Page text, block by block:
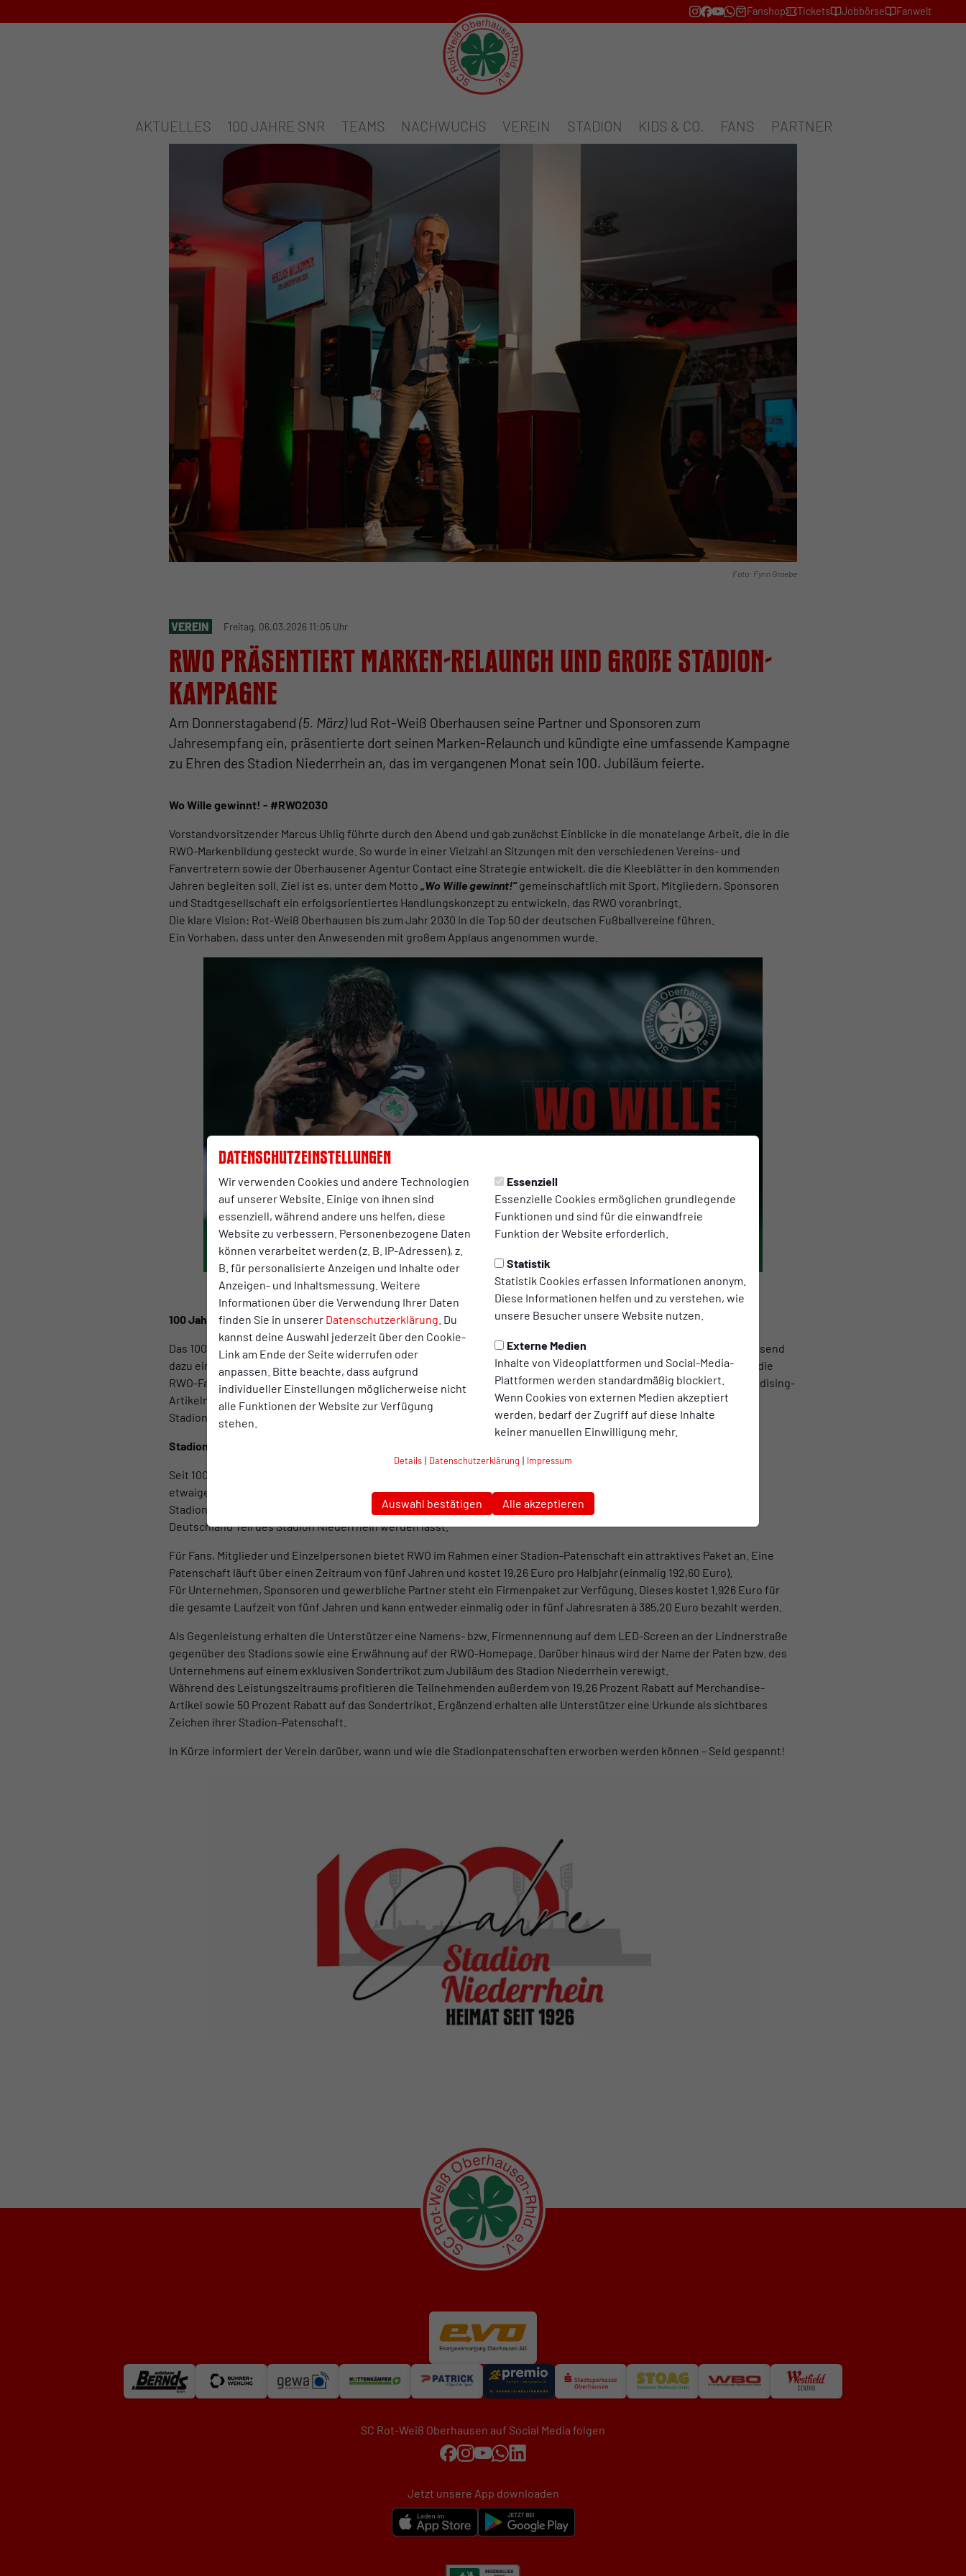
Datenschutzeinstellungen
Wir verwenden Cookies und andere Technologien
auf unserer Website. Einige von ihnen sind
essenziell, während andere uns helfen, diese
Website zu verbessern. Personenbezogene Daten
können verarbeitet werden (z. B. IP-Adressen), z.
B. für personalisierte Anzeigen und Inhalte oder
Anzeigen- und Inhaltsmessung. Weitere
Informationen über die Verwendung Ihrer Daten
finden Sie in unserer Datenschutzerklärung . Du
kannst deine Auswahl jederzeit über den Cookie-
Link am Ende der Seite widerrufen oder
anpassen. Bitte beachte, dass aufgrund
individueller Einstellungen möglicherweise nicht
alle Funktionen der Website zur Verfügung
stehen.
Essenziell
Essenzielle Cookies ermöglichen grundlegende
Funktionen und sind für die einwandfreie
Funktion der Website erforderlich.
Statistik
Statistik Cookies erfassen Informationen anonym.
Diese Informationen helfen und zu verstehen, wie
unsere Besucher unsere Website nutzen.
Externe Medien
Inhalte von Videoplattformen und Social-Media-
Plattformen werden standardmäßig blockiert.
Wenn Cookies von externen Medien akzeptiert
werden, bedarf der Zugriff auf diese Inhalte
keiner manuellen Einwilligung mehr.
Details | Datenschutzerklärung | Impressum
Auswahl bestätigen Alle akzeptieren
Fanshop Tickets Jobbörse Fanwelt
AKTUELLES 100 JAHRE SNR TEAMS NACHWUCHS VEREIN STADION KIDS & CO. FANS PARTNER
Foto: Fynn Graebe
VEREIN Freitag, 06.03.2026 11:05 Uhr
RWO präsentiert Marken-Relaunch und große Stadion-
Kampagne
Am Donnerstagabend(5. März)lud Rot-Weiß Oberhausen seine Partner und Sponsoren zum
Jahresempfang ein, präsentierte dort seinen Marken-Relaunch und kündigte eine umfassende Kampagne
zu Ehren des Stadion Niederrhein an, das im vergangenen Monat sein 100. Jubiläum feierte.
Wo Wille gewinnt! - #RWO2030
Vorstandvorsitzender Marcus Uhlig führte durch den Abend und gab zunächst Einblicke in die monatelange Arbeit, die in die
RWO-Markenbildung gesteckt wurde. So wurde in einer Vielzahl an Sitzungen mit den verschiedenen Vereins- und
Fanvertretern sowie der Oberhausener Agentur Contact eine Strategie entwickelt, die die Kleeblätter in den kommenden
Jahren begleiten soll. Ziel ist es, unter dem Motto„Wo Wille gewinnt!“gemeinschaftlich mit Sport, Mitgliedern, Sponsoren
und Stadtgesellschaft ein erfolgsorientiertes Handlungskonzept zu entwickeln, das RWO voranbringt.
Die klare Vision: Rot-Weiß Oberhausen bis zum Jahr 2030 in die Top 50 der deutschen Fußballvereine führen.
Ein Vorhaben, dass unter den Anwesenden mit großem Applaus angenommen wurde.
100 Jahre Stadion Niederrhein – Startschuss einer innovativen Kampagne
Das 100-jährige Jubiläum des Stadion Niederrhein stand ebenfalls besonders im Fokus. Marcus Uhlig präsentierte passend
dazu eine umfangreiche Kampagne zu Ehren der Heimspielstätte der Rot-Weißen und gab erste Einblicke in das, was die
RWO-Fans im Jubiläumsjahr erwartet. Neben einem großen Testspiel in der Sommerpause, verschiedensten Merchandising-
Artikeln, exklusiven Stadionführungen und einem Sondertrikot steht vor allem eine Aktion im Mittelpunkt: Die
Stadionpatenschaft.
Stadionpatenschaften – Innovatives Modell ohne Kommerz
Seit 100 Jahren trägt das Stadion Niederrhein seinen Namen und verzichtet dabei seit der Eröffnung im Jahr 1926 auf
etwaige Marken- oder Firmennamen. Damit das auch in Zukunft so bleibt, hat Rot-Weiß Oberhausen mit den
Stadionpatenschaften ein innovatives Modell vorgestellt, das Mitglieder, Fans, Sponsoren und Fußballfans aus ganz
Deutschland Teil des Stadion Niederrhein werden lässt.
Für Fans, Mitglieder und Einzelpersonen bietet RWO im Rahmen einer Stadion-Patenschaft ein attraktives Paket an. Eine
Patenschaft läuft über einen Zeitraum von fünf Jahren und kostet 19,26 Euro pro Halbjahr (einmalig 192,60 Euro).
Für Unternehmen, Sponsoren und gewerbliche Partner steht ein Firmenpaket zur Verfügung. Dieses kostet 1.926 Euro für
die gesamte Laufzeit von fünf Jahren und kann entweder einmalig oder in fünf Jahresraten à 385,20 Euro bezahlt werden.
Als Gegenleistung erhalten die Unterstützer eine Namens- bzw. Firmennennung auf dem LED-Screen an der Lindnerstraße
gegenüber des Stadions sowie eine Erwähnung auf der RWO-Homepage. Darüber hinaus wird der Name der Paten bzw. des
Unternehmens auf einem exklusiven Sondertrikot zum Jubiläum des Stadion Niederrhein verewigt.
Während des Leistungszeitraums profitieren die Teilnehmenden außerdem von 19,26 Prozent Rabatt auf Merchandise-
Artikel sowie 50 Prozent Rabatt auf das Sondertrikot. Ergänzend erhalten alle Unterstützer eine Urkunde als sichtbares
Zeichen ihrer Stadion-Patenschaft.
In Kürze informiert der Verein darüber, wann und wie die Stadionpatenschaften erworben werden können – Seid gespannt!
SC Rot-Weiß Oberhausen auf Social Media folgen
Jetzt unsere App downloaden